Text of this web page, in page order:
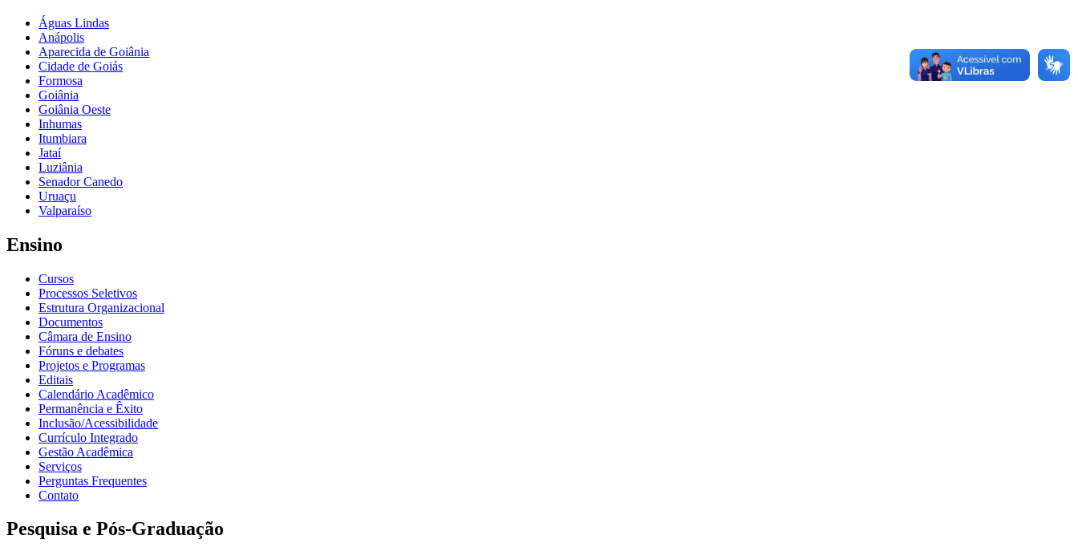
Águas Lindas
Anápolis
Aparecida de Goiânia
Cidade de Goiás
Formosa
Goiânia
Goiânia Oeste
Inhumas
Itumbiara
Jataí
Luziânia
Senador Canedo
Uruaçu
Valparaíso
Ensino
Cursos
Processos Seletivos
Estrutura Organizacional
Documentos
Câmara de Ensino
Fóruns e debates
Projetos e Programas
Editais
Calendário Acadêmico
Permanência e Êxito
Inclusão/Acessibilidade
Currículo Integrado
Gestão Acadêmica
Serviços
Perguntas Frequentes
Contato
Pesquisa e Pós-Graduação